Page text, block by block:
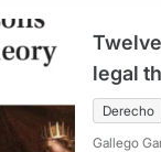
legal
Derecho
Gallego